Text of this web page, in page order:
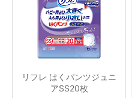
リフレ はくパンツジュニ
アSS20枚